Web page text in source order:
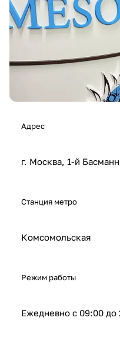
Адрес
г. Москва, 1-й
Станция метро
Комсомольская
Режим работы
Ежедневно с 09:00 до